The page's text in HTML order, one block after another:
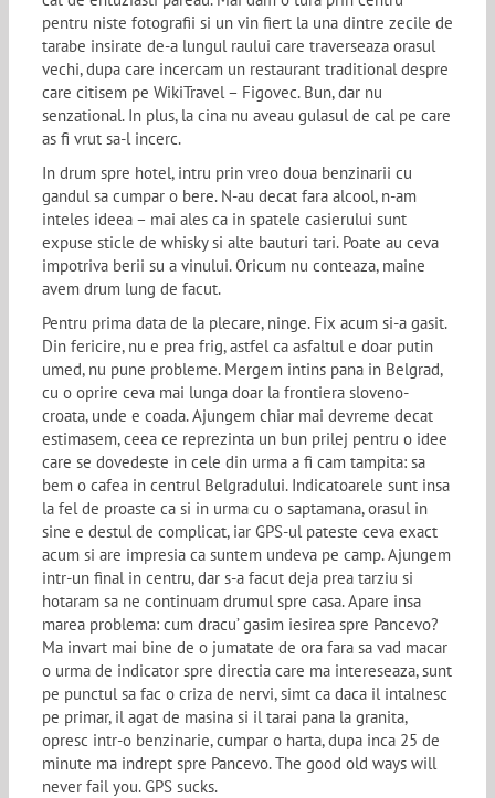
pentru niste fotografii si un vin fiert la una dintre zecile de
tarabe insirate de-a lungul raului care traverseaza orasul
vechi, dupa care incercam un restaurant traditional despre
care citisem pe WikiTravel – Figovec. Bun, dar nu
senzational. In plus, la cina nu aveau gulasul de cal pe care
as fi vrut sa-l incerc.
In drum spre hotel, intru prin vreo doua benzinarii cu
gandul sa cumpar o bere. N-au decat fara alcool, n-am
inteles ideea – mai ales ca in spatele casierului sunt
expuse sticle de whisky si alte bauturi tari. Poate au ceva
impotriva berii su a vinului. Oricum nu conteaza, maine
avem drum lung de facut.
Pentru prima data de la plecare, ninge. Fix acum si-a gasit.
Din fericire, nu e prea frig, astfel ca asfaltul e doar putin
umed, nu pune probleme. Mergem intins pana in Belgrad,
cu o oprire ceva mai lunga doar la frontiera sloveno-
croata, unde e coada. Ajungem chiar mai devreme decat
estimasem, ceea ce reprezinta un bun prilej pentru o idee
care se dovedeste in cele din urma a fi cam tampita: sa
bem o cafea in centrul Belgradului. Indicatoarele sunt insa
la fel de proaste ca si in urma cu o saptamana, orasul in
sine e destul de complicat, iar GPS-ul pateste ceva exact
acum si are impresia ca suntem undeva pe camp. Ajungem
intr-un final in centru, dar s-a facut deja prea tarziu si
hotaram sa ne continuam drumul spre casa. Apare insa
marea problema: cum dracu’ gasim iesirea spre Pancevo?
Ma invart mai bine de o jumatate de ora fara sa vad macar
o urma de indicator spre directia care ma intereseaza, sunt
pe punctul sa fac o criza de nervi, simt ca daca il intalnesc
pe primar, il agat de masina si il tarai pana la granita,
opresc intr-o benzinarie, cumpar o harta, dupa inca 25 de
minute ma indrept spre Pancevo. The good old ways will
never fail you. GPS sucks.